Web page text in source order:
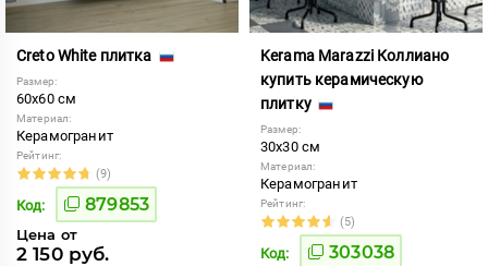
Creto White плитка
Размер:
60x60 см
Материал:
Керамогранит
Рейтинг:
(9)
Код: 879853
Цена от
2 150 руб.
Kerama Marazzi Коллиано
купить керамическую
плитку
Размер:
30x30 см
Материал:
Керамогранит
Рейтинг:
(5)
Код: 303038